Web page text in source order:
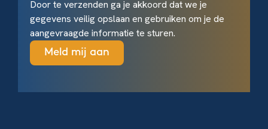
Door te verzenden ga je akkoord dat we je
gegevens veilig opslaan en gebruiken om je de
aangevraagde informatie te sturen.